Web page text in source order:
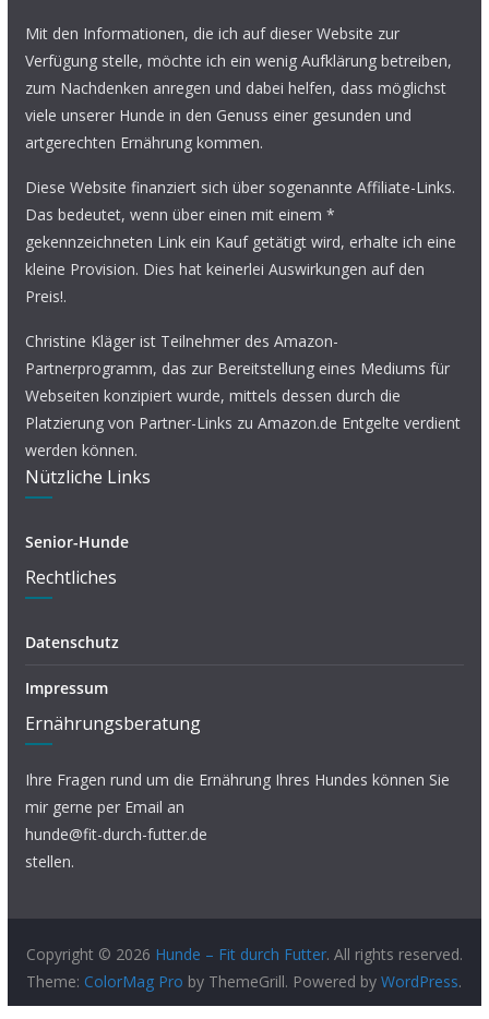
Mit den Informationen, die ich auf dieser Website zur
Verfügung stelle, möchte ich ein wenig Aufklärung betreiben,
zum Nachdenken anregen und dabei helfen, dass möglichst
viele unserer Hunde in den Genuss einer gesunden und
artgerechten Ernährung kommen.
Diese Website finanziert sich über sogenannte Affiliate-Links.
Das bedeutet, wenn über einen mit einem *
gekennzeichneten Link ein Kauf getätigt wird, erhalte ich eine
kleine Provision. Dies hat keinerlei Auswirkungen auf den
Preis!.
Christine Kläger ist Teilnehmer des Amazon-
Partnerprogramm, das zur Bereitstellung eines Mediums für
Webseiten konzipiert wurde, mittels dessen durch die
Platzierung von Partner-Links zu Amazon.de Entgelte verdient
werden können.
Nützliche Links
Senior-Hunde
Rechtliches
Datenschutz
Impressum
Ernährungsberatung
Ihre Fragen rund um die Ernährung Ihres Hundes können Sie
mir gerne per Email an
hunde@fit-durch-futter.de
stellen.
Copyright © 2026 Hunde – Fit durch Futter. All rights reserved.
Theme: ColorMag Pro by ThemeGrill. Powered byWordPress.